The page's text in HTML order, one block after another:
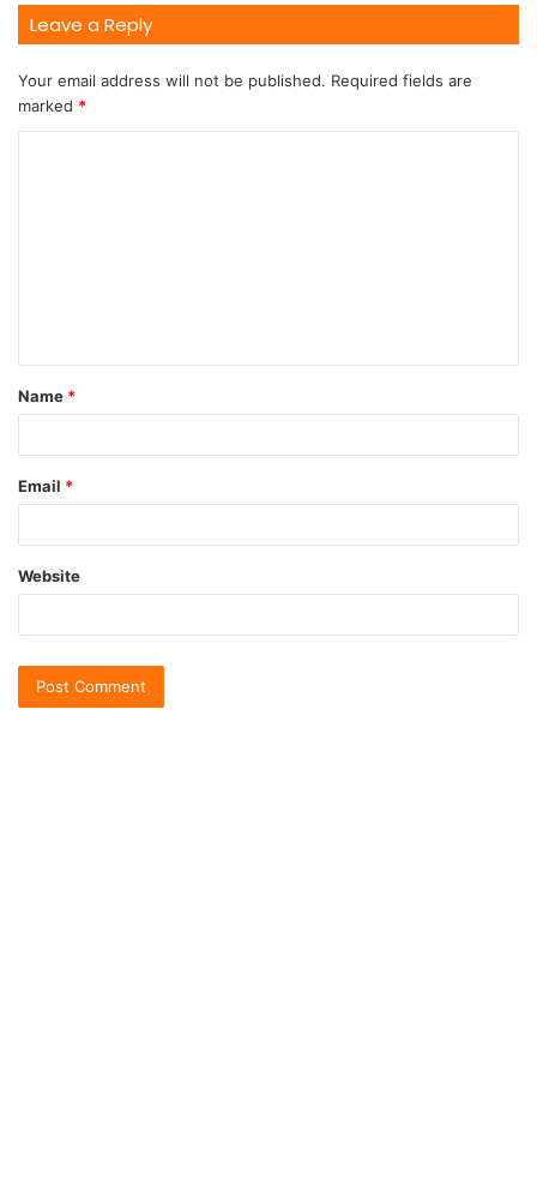
Leave a Reply
Your email address will not be published. Required fields are
marked *
Name *
Email *
Website